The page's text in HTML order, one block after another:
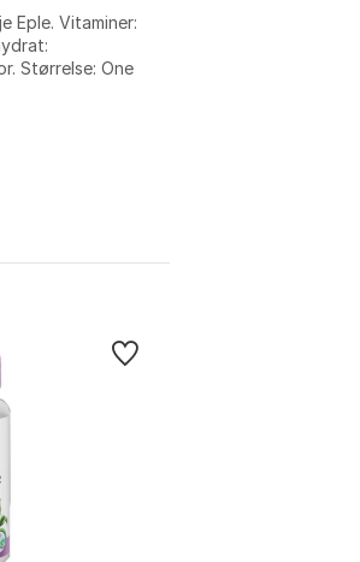
Eple. Vitaminer:
Størrelse: One